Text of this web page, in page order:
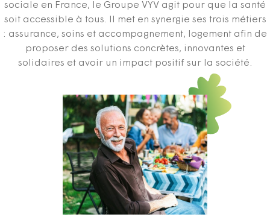
sociale en France, le Groupe VYV agit pour que la santé
soit accessible à tous. Il met en synergie ses trois métiers
: assurance, soins et accompagnement, logement afin de
proposer des solutions concrètes, innovantes et
solidaires et avoir un impact positif sur la société.